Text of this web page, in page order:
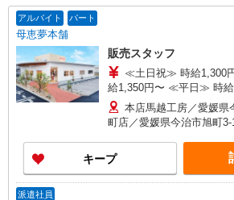
アルバイト パート
母恵夢本舗
販売スタッフ
≪土日祝≫ 時給1,300
給1,350円〜 ≪平日≫ 時
降：時給1,250円〜 ※研修期間（1〜2ヶ月程度）
時給1,150円 ※17:00以降
本店馬越工房／愛媛県
町店／愛媛県今治市旭町3-
キープ
派遣社員